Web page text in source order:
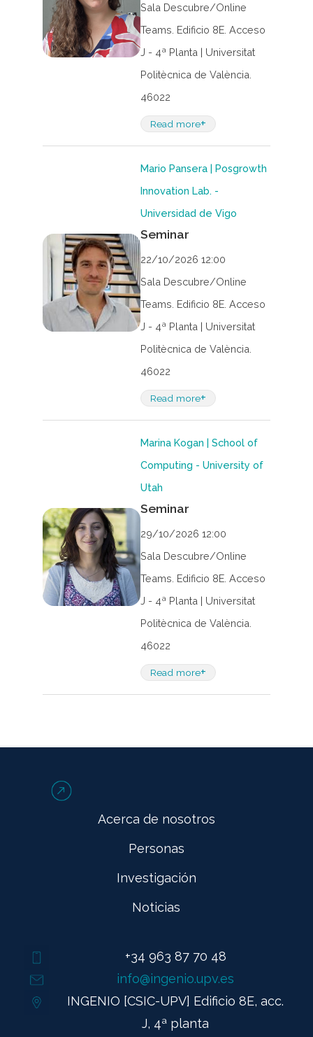
Sala Descubre/Online
Teams. Edificio 8E. Acceso
J - 4ª Planta | Universitat
Politècnica de València.
46022
Read more+
Mario Pansera | Posgrowth
Innovation Lab. -
Universidad de Vigo
Seminar
22/10/2026 12:00
Sala Descubre/Online
Teams. Edificio 8E. Acceso
J - 4ª Planta | Universitat
Politècnica de València.
46022
Read more+
Marina Kogan | School of
Computing - University of
Utah
Seminar
29/10/2026 12:00
Sala Descubre/Online
Teams. Edificio 8E. Acceso
J - 4ª Planta | Universitat
Politècnica de València.
46022
Read more+
Acerca de nosotros
Personas
Investigación
Noticias
+34 963 87 70 48
info@ingenio.upv.es
INGENIO [CSIC-UPV] Edificio 8E, acc.
J, 4ª planta